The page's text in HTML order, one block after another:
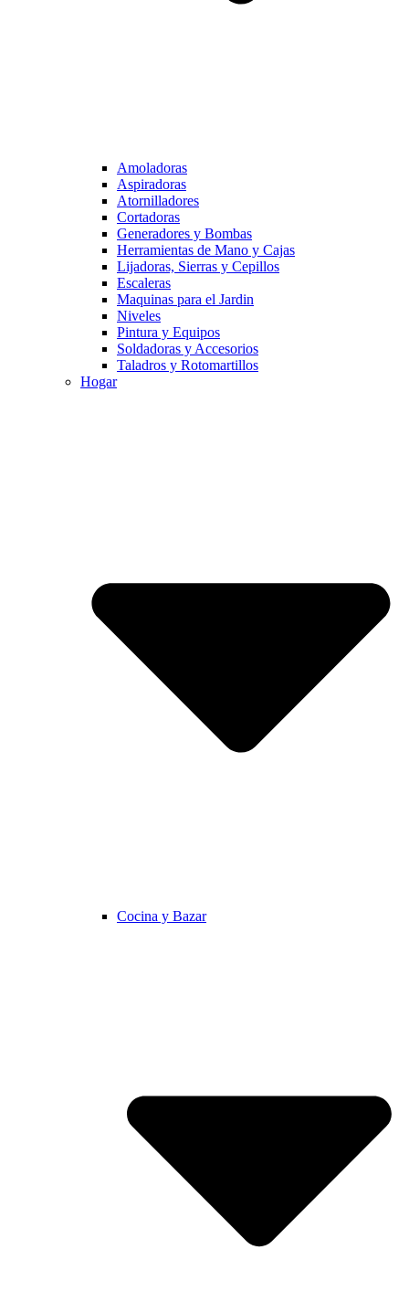
Amoladoras
Aspiradoras
Atornilladores
Cortadoras
Generadores y Bombas
Herramientas de Mano y Cajas
Lijadoras, Sierras y Cepillos
Escaleras
Maquinas para el Jardin
Niveles
Pintura y Equipos
Soldadoras y Accesorios
Taladros y Rotomartillos
Hogar
Cocina y Bazar